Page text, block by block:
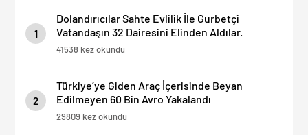
1
Dolandırıcılar Sahte Evlilik İle Gurbetçi
Vatandaşın 32 Dairesini Elinden Aldılar.
41538 kez okundu
2
Türkiye’ye Giden Araç İçerisinde Beyan
Edilmeyen 60 Bin Avro Yakalandı
29809 kez okundu